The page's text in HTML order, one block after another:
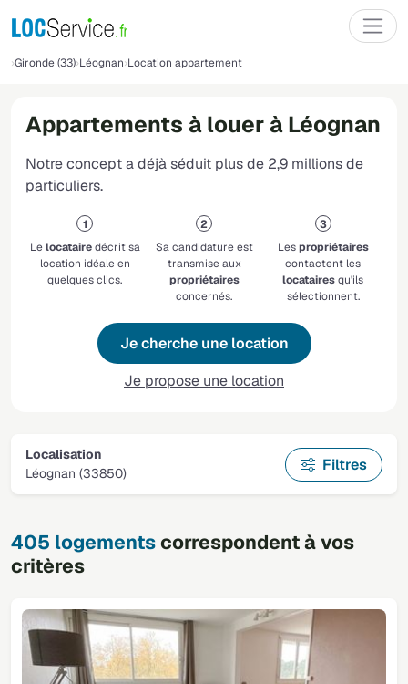
Gironde (33) Léognan Location appartement
Appartements à louer à Léognan
Notre concept a déjà séduit plus de 2,9 millions de
particuliers.
Lelocatairedécrit sa
location idéale en
quelques clics.
Sa candidature est
transmise aux
propriétaires
concernés.
Lespropriétaires
contactent les
locatairesqu'ils
sélectionnent.
Je cherche une location
Je propose une location
Localisation
Léognan (33850)
Filtres
405 logementscorrespondent à vos
critères